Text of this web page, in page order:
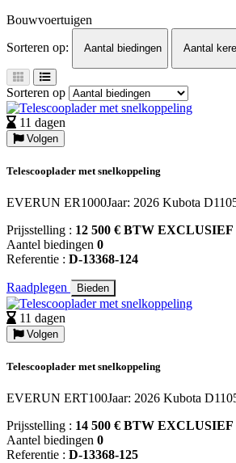
Bouwvoertuigen
Sorteren op:
Aantal biedingen Aantal
Sorteren op
11 dagen
Volgen
Telescooplader met snelkoppeling
EVERUN ER1000Jaar: 2026 Kubota
Prijsstelling : 12 500 € BTW EXCLUSIEF
Aantel biedingen 0
Referentie : D-13368-124
Raadplegen Bieden
11 dagen
Volgen
Telescooplader met snelkoppeling
EVERUN ERT100Jaar: 2026 Kubota
Prijsstelling : 14 500 € BTW EXCLUSIEF
Aantel biedingen 0
Referentie : D-13368-125